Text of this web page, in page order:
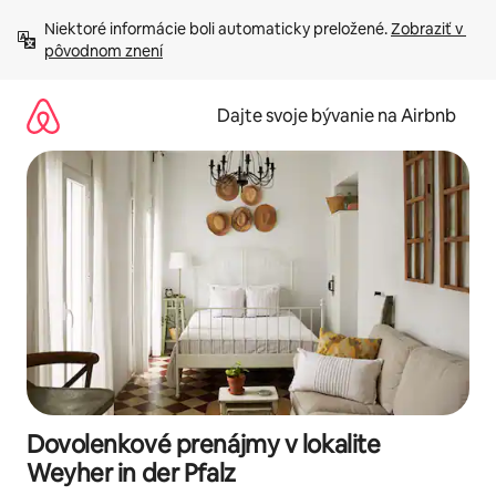
obsah.
Niektoré informácie boli automaticky preložené. Zobraziť v
pôvodnom znení
Dajte svoje bývanie na Airbnb
Dovolenkové prenájmy v lokalite
Weyher in der Pfalz